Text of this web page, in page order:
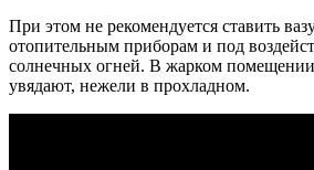
При этом не рекомендуется ставить
отопительным приборам и под
солнечных огней. В жарком
увядают, нежели в прохладном.